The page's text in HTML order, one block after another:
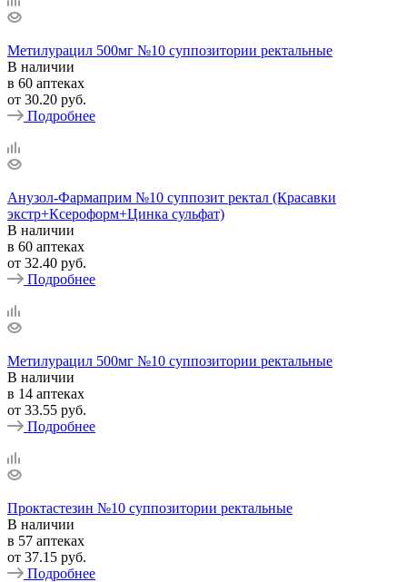
Метилурацил 500мг №10 суппозитории ректальные
В наличии
в 60 аптеках
от 30.20 руб.
Подробнее
Анузол-Фармаприм №10 суппозит ректал (Красавки
экстр+Ксероформ+Цинка сульфат)
В наличии
в 60 аптеках
от 32.40 руб.
Подробнее
Метилурацил 500мг №10 суппозитории ректальные
В наличии
в 14 аптеках
от 33.55 руб.
Подробнее
Проктастезин №10 суппозитории ректальные
В наличии
в 57 аптеках
от 37.15 руб.
Подробнее